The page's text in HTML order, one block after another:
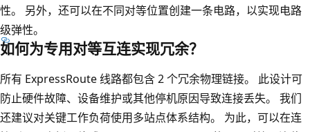
性。 另外，还可以在不同对等位置创建一条电路，以实现电路
级弹性。
如何为专用对等互连实现冗余？
所有 ExpressRoute 线路都包含 2 个冗余物理链接。 此设计可
防止硬件故障、设备维护或其他停机原因导致连接丢失。 我们
还建议对关键工作负荷使用多站点体系结构。 为此，可以在连